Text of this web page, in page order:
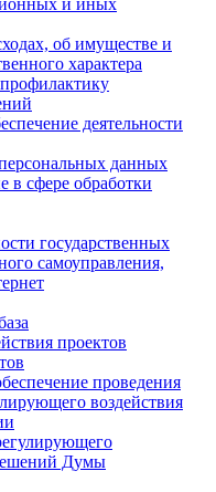
об имуществе и
характера
деятельности
данных
в сфере обработки
государственных
самоуправления,
проектов
проведения
воздействия
Думы